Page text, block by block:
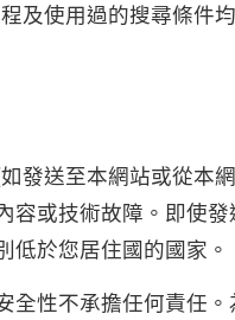
及使用過的搜尋條件
發送至本網站或從本
或技術故障。即使
低於您居住國的國家。
性不承擔任何責任